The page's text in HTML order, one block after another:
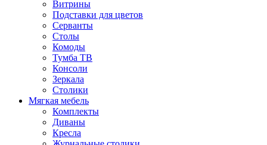
Витрины
Подставки для цветов
Серванты
Столы
Комоды
Тумба ТВ
Консоли
Зеркала
Столики
Мягкая мебель
Комплекты
Диваны
Кресла